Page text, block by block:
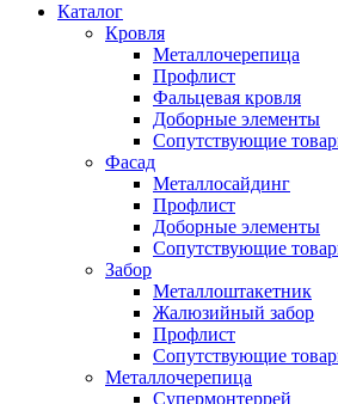
Каталог
Кровля
Металлочерепица
Профлист
Фальцевая кровля
Доборные элементы
Сопутствующие
Фасад
Металлосайдинг
Профлист
Доборные элементы
Сопутствующие
Забор
Металлоштакетник
Жалюзийный забор
Профлист
Сопутствующие
Металлочерепица
Супермонтеррей